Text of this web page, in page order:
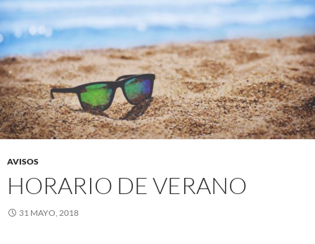
AVISOS
HORARIO DE VERANO
31 MAYO, 2018